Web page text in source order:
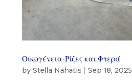
Οικογένεια-Ρίζες και Φτερά
by Stella Nahatis | Sep 18, 2025